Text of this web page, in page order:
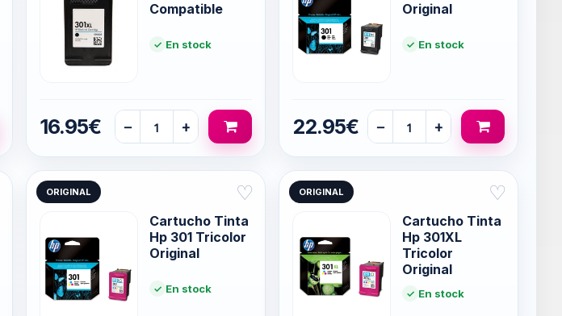
Compatible
En stock
16.95€ − +
Original
En stock
22.95€ − +
ORIGINAL ♡
Cartucho Tinta
Hp 301 Tricolor
Original
En stock
ORIGINAL ♡
Cartucho Tinta
Hp 301XL
Tricolor
Original
En stock